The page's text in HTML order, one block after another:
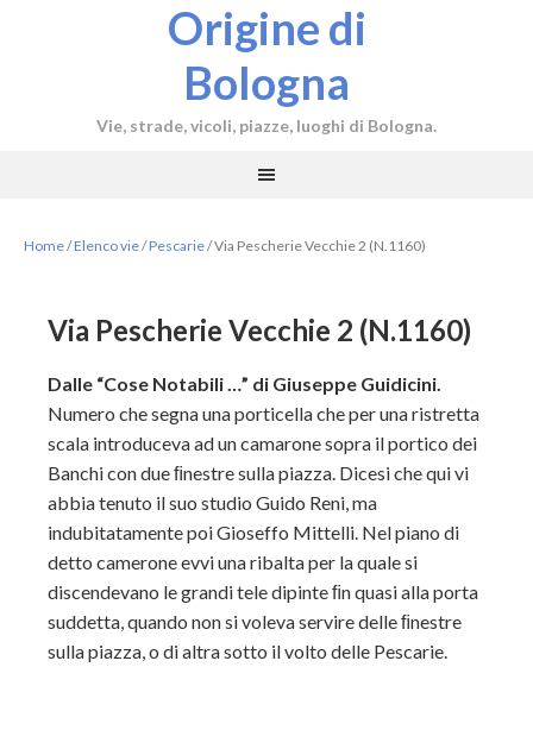
Origine di
Bologna
Vie, strade, vicoli, piazze, luoghi di Bologna.
Home/Elenco vie/Pescarie/Via Pescherie Vecchie 2 (N.1160)
Via Pescherie Vecchie 2 (N.1160)
Dalle “Cose Notabili …” di Giuseppe Guidicini.
Numero che segna una porticella che per una ristretta
scala introduceva ad un camarone sopra il portico dei
Banchi con due ﬁnestre sulla piazza. Dicesi che qui vi
abbia tenuto il suo studio Guido Reni, ma
indubitatamente poi Gioseffo Mittelli. Nel piano di
detto camerone evvi una ribalta per la quale si
discendevano le grandi tele dipinte ﬁn quasi alla porta
suddetta, quando non si voleva servire delle ﬁnestre
sulla piazza, o di altra sotto il volto delle Pescarie.